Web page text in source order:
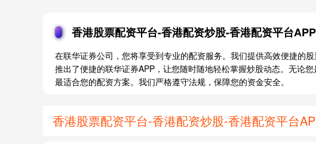
香港股票配资平台-香港配资炒股-香港配资平台APP
在联华证券公司，您将享受到专业的配资服务。我们提供高效便捷的
推出了便捷的联华证券APP，让您随时随地轻松掌握炒股动态。无论
最适合您的配资方案。我们严格遵守法规，保障您的资金安全。
香港股票配资平台-香港配资炒股-香港配资平台